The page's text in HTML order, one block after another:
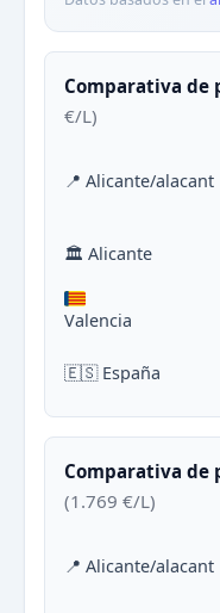
Comparativa de
€/L)
📍 Alicante/alacant
🏛 Alicante
Valencia
🇪🇸 España
Comparativa de
(1.769 €/L)
📍 Alicante/alacant